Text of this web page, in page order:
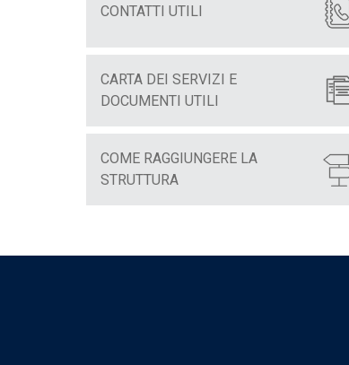
CONTATTI UTILI
CARTA DEI SERVIZI E
DOCUMENTI UTILI
COME RAGGIUNGERE LA
STRUTTURA